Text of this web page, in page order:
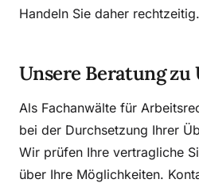
Handeln Sie daher rechtzeitig.
Unsere Beratung zu
Als Fachanwälte für
bei der Durchsetzung Ihrer
Wir prüfen Ihre vertragliche
über Ihre Möglichkeiten.